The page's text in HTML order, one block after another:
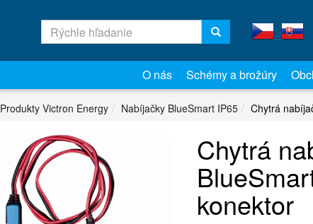
O nás Schémy a brožúry
Produkty Victron Energy Nabíjačky BlueSmart IP65 Chytrá
Chytrá
konektor